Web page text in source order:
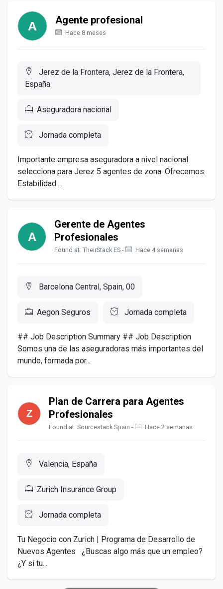
Agente profesional
Hace 8 meses
Jerez de la Frontera, Jerez de la Frontera,
España
Aseguradora nacional
Jornada completa
Importante empresa aseguradora a nivel nacional
selecciona para Jerez 5 agentes de zona. Ofrecemos:
Estabilidad:...
Gerente de Agentes
Profesionales
Found at: TheirStack ES - Hace 4 semanas
Barcelona Central, Spain, 00
Aegon Seguros Jornada completa
## Job Description Summary ## Job Description
Somos una de las aseguradoras más importantes del
mundo, formada por...
Plan de Carrera para Agentes
Profesionales
Found at: Sourcestack Spain - Hace 2 semanas
Valencia, España
Zurich Insurance Group
Jornada completa
Tu Negocio con Zurich | Programa de Desarrollo de
Nuevos Agentes ¿Buscas algo más que un empleo?
¿Y si tu...